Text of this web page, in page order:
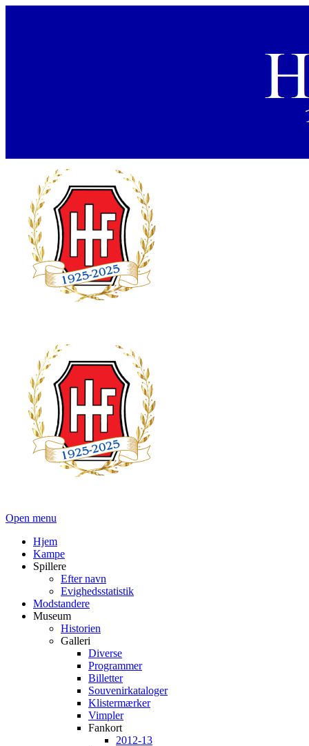
Open menu
Hjem
Kampe
Spillere
Efter navn
Evighedsstatistik
Modstandere
Museum
Historien
Galleri
Diverse
Programmer
Billetter
Souvenirkataloger
Klistermærker
Vimpler
Fankort
2012-13